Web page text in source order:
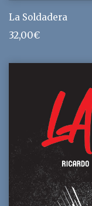
La Soldadera
32,00€